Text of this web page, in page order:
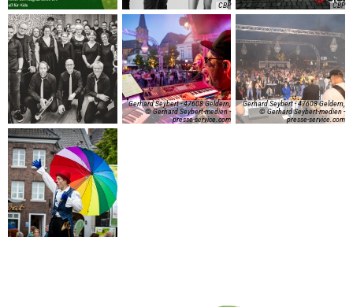
CBP CBP
Gerhard Seybert - 47608 Geldern,
© Gerhard Seybert-medien -
presse-service.com
Gerhard Seybert - 47608 Geldern,
© Gerhard Seybert-medien -
presse-service.com